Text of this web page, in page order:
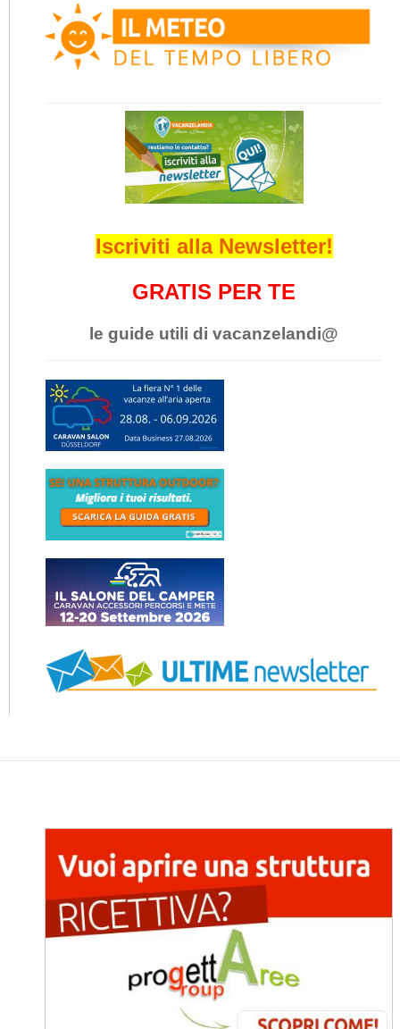
Iscriviti alla Newsletter!
GRATIS PER TE
le guide utili di vacanzelandi@